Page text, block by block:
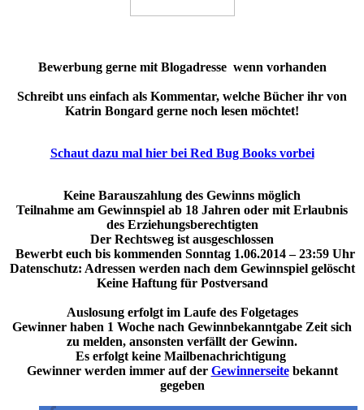
Bewerbung gerne mit Blogadresse wenn vorhanden
Schreibt uns einfach als Kommentar, welche Bücher ihr von
Katrin Bongard gerne noch lesen möchtet!
Schaut dazu mal hier bei Red Bug Books vorbei
Keine Barauszahlung des Gewinns möglich
Teilnahme am Gewinnspiel ab 18 Jahren oder mit Erlaubnis
des Erziehungsberechtigten
Der Rechtsweg ist ausgeschlossen
Bewerbt euch bis kommenden Sonntag 1.06.2014 – 23:59 Uhr
Datenschutz: Adressen werden nach dem Gewinnspiel gelöscht
Keine Haftung für Postversand
Auslosung erfolgt im Laufe des Folgetages
Gewinner haben 1 Woche nach Gewinnbekanntgabe Zeit sich
zu melden, ansonsten verfällt der Gewinn.
Es erfolgt keine Mailbenachrichtigung
Gewinner werden immer auf der Gewinnerseitebekannt
gegeben